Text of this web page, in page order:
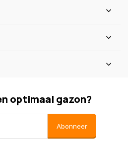
optimaal gazon?
Abonneer